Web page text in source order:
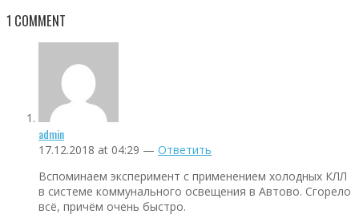
1 COMMENT
admin
17.12.2018 at 04:29 — Ответить
Вспоминаем эксперимент с применением холодных КЛЛ
в системе коммунального освещения в Автово. Сгорело
всё, причём очень быстро.